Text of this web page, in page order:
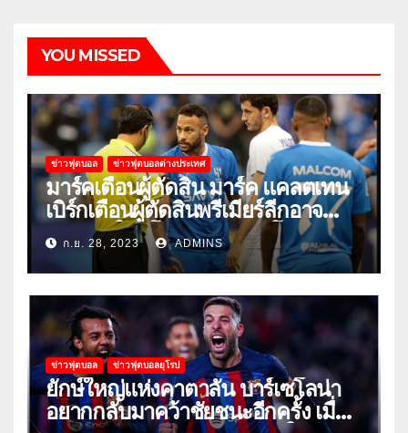
YOU MISSED
ข่าวฟุตบอล ข่าวฟุตบอลต่างประเทศ
มาร์คเตือนผู้ตัดสิน มาร์ค แคลตเทน
เบิร์กเตือนผู้ตัดสินพรีเมียร์ลีกอาจ
‘ยอมแพ้ในยูโรหรือฟุตบอลโลก’
ก.ย. 28, 2023 ADMINS
ข่าวฟุตบอล ข่าวฟุตบอลยุโรป
ยักษ์ใหญ่แห่งคาตาลัน บาร์เซโลน่า
อยากกลับมาคว้าชัยชนะอีกครั้ง เมื่อ